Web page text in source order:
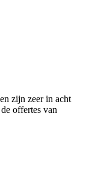
zijn zeer in acht
offertes van